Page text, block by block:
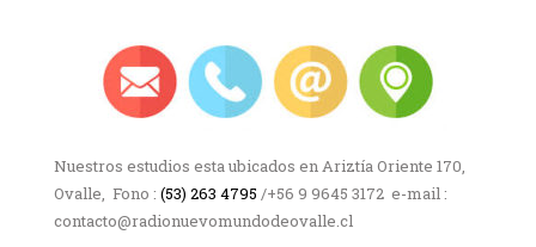
Nuestros estudios esta ubicados en Ariztía Oriente 170,
Ovalle, Fono : (53) 263 4795 /+56 9 9645 3172 e-mail :
contacto@radionuevomundodeovalle.cl